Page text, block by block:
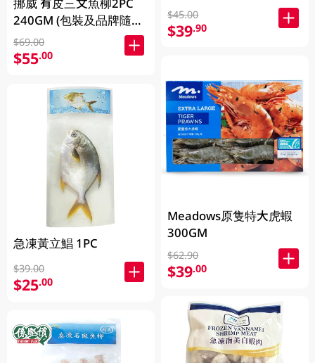
240GM (包裝及品牌隨機
發放)
$69.00
$55.00
急凍黃立鯧 1PC
$39.00
$25.00
$45.00
$39.90
Meadows原隻特大虎蝦
300GM
$62.90
$39.00